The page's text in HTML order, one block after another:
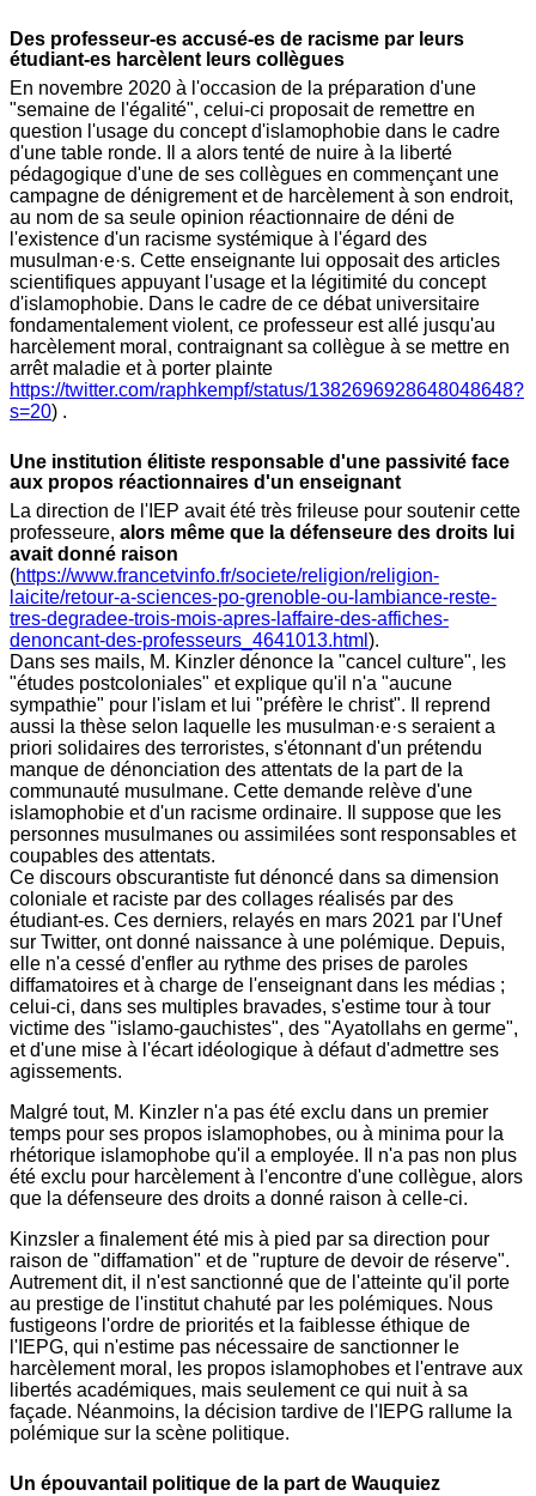
Des professeur-es accusé-es de racisme par leurs
étudiant-es harcèlent leurs collègues
En novembre 2020 à l'occasion de la préparation d'une
"semaine de l'égalité", celui-ci proposait de remettre en
question l'usage du concept d'islamophobie dans le cadre
d'une table ronde. Il a alors tenté de nuire à la liberté
pédagogique d'une de ses collègues en commençant une
campagne de dénigrement et de harcèlement à son endroit,
au nom de sa seule opinion réactionnaire de déni de
l'existence d'un racisme systémique à l'égard des
musulman·e·s. Cette enseignante lui opposait des articles
scientifiques appuyant l'usage et la légitimité du concept
d'islamophobie. Dans le cadre de ce débat universitaire
fondamentalement violent, ce professeur est allé jusqu'au
harcèlement moral, contraignant sa collègue à se mettre en
arrêt maladie et à porter plainte
https://twitter.com/raphkempf/status/1382696928648048648?
s=20) .
Une institution élitiste responsable d'une passivité face
aux propos réactionnaires d'un enseignant
La direction de l'IEP avait été très frileuse pour soutenir cette
professeure, alors même que la défenseure des droits lui
avait donné raison
(https://www.francetvinfo.fr/societe/religion/religion-
laicite/retour-a-sciences-po-grenoble-ou-lambiance-reste-
tres-degradee-trois-mois-apres-laffaire-des-affiches-
denoncant-des-professeurs_4641013.html ).
Dans ses mails, M. Kinzler dénonce la "cancel culture", les
"études postcoloniales" et explique qu'il n'a "aucune
sympathie" pour l'islam et lui "préfère le christ". Il reprend
aussi la thèse selon laquelle les musulman·e·s seraient a
priori solidaires des terroristes, s'étonnant d'un prétendu
manque de dénonciation des attentats de la part de la
communauté musulmane. Cette demande relève d'une
islamophobie et d'un racisme ordinaire. Il suppose que les
personnes musulmanes ou assimilées sont responsables et
coupables des attentats.
Ce discours obscurantiste fut dénoncé dans sa dimension
coloniale et raciste par des collages réalisés par des
étudiant-es. Ces derniers, relayés en mars 2021 par l'Unef
sur Twitter, ont donné naissance à une polémique. Depuis,
elle n'a cessé d'enfler au rythme des prises de paroles
diffamatoires et à charge de l'enseignant dans les médias ;
celui-ci, dans ses multiples bravades, s'estime tour à tour
victime des "islamo-gauchistes", des "Ayatollahs en germe",
et d'une mise à l'écart idéologique à défaut d'admettre ses
agissements.
Malgré tout, M. Kinzler n'a pas été exclu dans un premier
temps pour ses propos islamophobes, ou à minima pour la
rhétorique islamophobe qu'il a employée. Il n'a pas non plus
été exclu pour harcèlement à l'encontre d'une collègue, alors
que la défenseure des droits a donné raison à celle-ci.
Kinzsler a finalement été mis à pied par sa direction pour
raison de "diffamation" et de "rupture de devoir de réserve".
Autrement dit, il n'est sanctionné que de l'atteinte qu'il porte
au prestige de l'institut chahuté par les polémiques. Nous
fustigeons l'ordre de priorités et la faiblesse éthique de
l'IEPG, qui n'estime pas nécessaire de sanctionner le
harcèlement moral, les propos islamophobes et l'entrave aux
libertés académiques, mais seulement ce qui nuit à sa
façade. Néanmoins, la décision tardive de l'IEPG rallume la
polémique sur la scène politique.
Un épouvantail politique de la part de Wauquiez